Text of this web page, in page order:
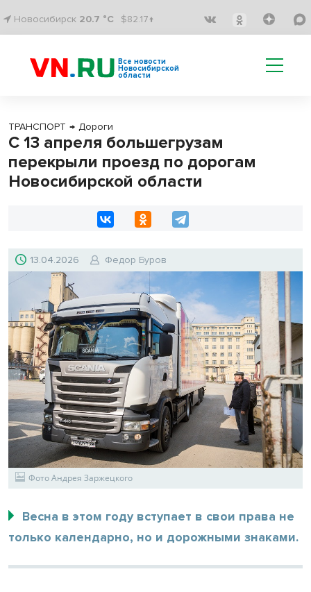
Новосибирск 20.7 °C $82.17↑
Все новости
Новосибирской
области
ТРАНСПОРТ → Дороги
С 13 апреля большегрузам
перекрыли проезд по дорогам
Новосибирской области
13.04.2026 Федор Буров
Фото Андрея Заржецкого
Весна в этом году вступает в свои права не
только календарно, но и дорожными знаками.